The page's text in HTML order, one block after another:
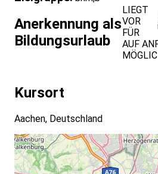
Anerkennung als
Bildungsurlaub
LIEGT
VOR
FÜR
AUF
Kursort
Aachen, Deutschland